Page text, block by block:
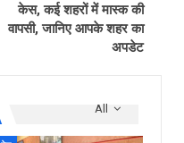
केस, कई शहरों में मास्क की
वापसी, जानिए आपके शहर का
अपडेट
All